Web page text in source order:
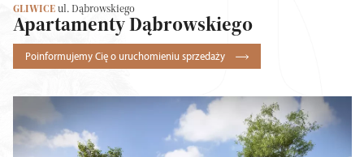
Apartamenty Dąbrowskiego
GLIWICEul. Dąbrowskiego
Poinformujemy Cię o uruchomieniu sprzedaży